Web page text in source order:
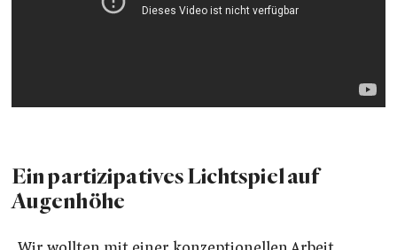
Ein partizipatives Lichtspiel auf
Augenhöhe